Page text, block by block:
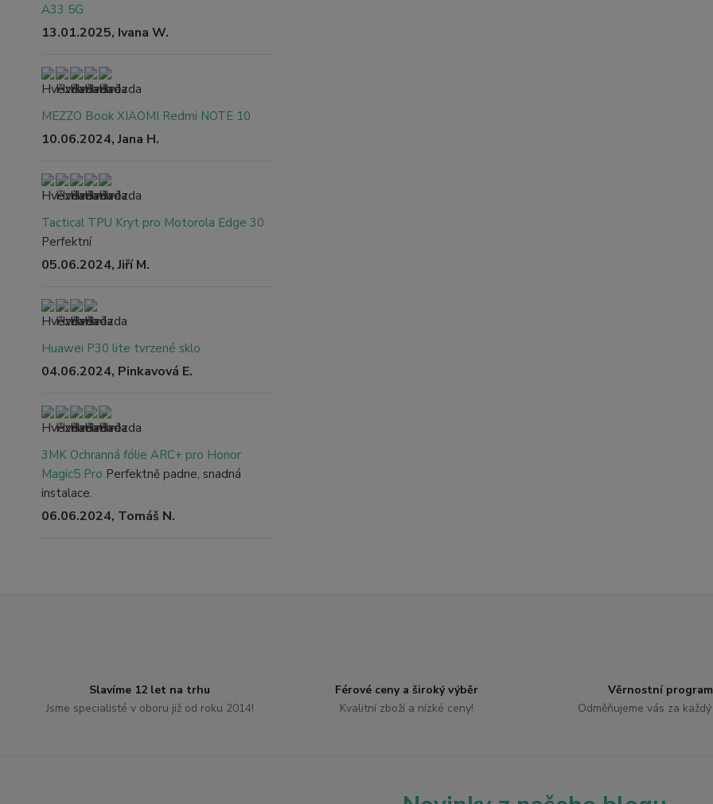
A33 5G
13.01.2025, Ivana W.
MEZZO Book XIAOMI Redmi NOTE 10
10.06.2024, Jana H.
Tactical TPU Kryt pro Motorola Edge 30
Perfektní
05.06.2024, Jiří M.
Huawei P30 lite tvrzené sklo
04.06.2024, Pinkavová E.
3MK Ochranná fólie ARC+ pro Honor
Magic5 Pro Perfektně padne, snadná
instalace.
06.06.2024, Tomáš N.
Slavíme 12 let na trhu
Jsme specialisté v oboru již od roku 2014!
Férové ceny a široký výběr
Kvalitní zboží a nízké ceny!
Věrnostní
Odměňujeme vás za